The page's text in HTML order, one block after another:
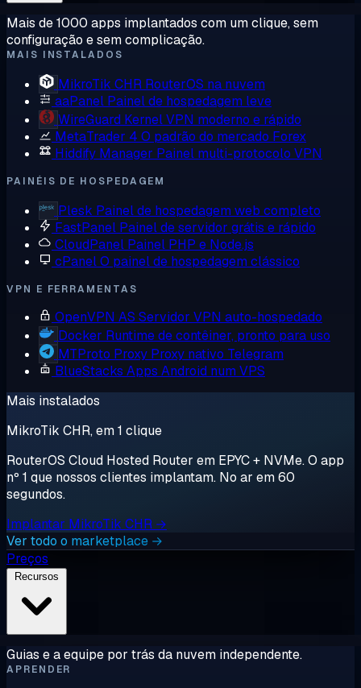
Mais de 1000 apps implantados com um clique, sem
configuração e sem complicação.
MAIS INSTALADOS
MikroTik CHR RouterOS na nuvem
aaPanel Painel de hospedagem leve
WireGuard Kernel VPN moderno e rápido
MetaTrader 4 O padrão do mercado Forex
Hiddify Manager Painel multi-protocolo VPN
PAINÉIS DE HOSPEDAGEM
Plesk Painel de hospedagem web completo
FastPanel Painel de servidor grátis e rápido
CloudPanel Painel PHP e Node.js
cPanelO painel de hospedagem clássico
VPN E FERRAMENTAS
OpenVPN AS Servidor VPN auto-hospedado
Docker Runtime de contêiner, pronto para uso
MTProto Proxy Proxy nativo Telegram
BlueStacks Apps Android num VPS
Mais instalados
MikroTik CHR, em 1 clique
RouterOS Cloud Hosted Router em EPYC + NVMe. O app
nº 1 que nossos clientes implantam. No ar em 60
segundos.
Implantar MikroTik CHR →
Ver todo o marketplace →
Preços
Guias e a equipe por trás da nuvem independente.
APRENDER